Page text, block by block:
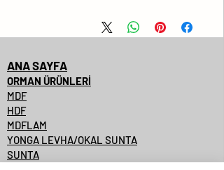
ANA SAYFA
ORMAN ÜRÜNLERİ
MDF
HDF
MDFLAM
YONGA LEVHA/OKAL SUNTA
SUNTA